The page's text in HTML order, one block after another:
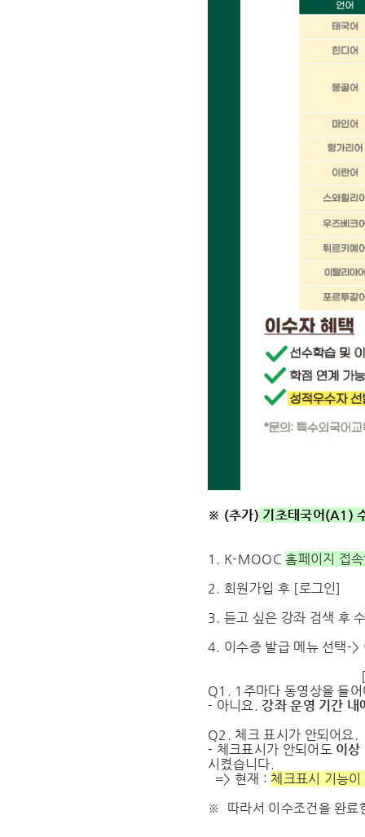
※ (추가) 기초태국어(A1)
1. K-MOOC홈페이지 접
2. 회원가입 후 [로그인]
3. 듣고 싶은 강좌 검색 후
4. 이수증 발급 메뉴 선택->
Q1. 1주마다 동영상을 들
- 아니요. 강좌 운영 기간 내
Q2. 체크 표시가 안되어요.
- 체크표시가 안되어도 이상
시켰습니다.
=> 현재 : 체크표시 기능
※ 따라서 이수조건을 완료